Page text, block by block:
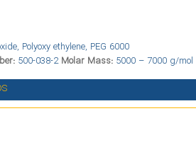
Polyoxy ethylene, PEG 6000
500-038-2Molar Mass: 5000 – 7000 g/mol